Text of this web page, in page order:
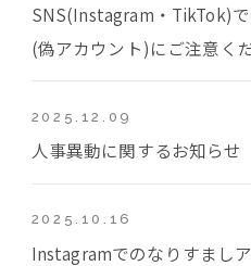
SNS(Instagram・TikTok)
(偽アカウント)にご注意く
2025.12.09
人事異動に関するお知らせ
2025.10.16
Instagramでのなりすまし